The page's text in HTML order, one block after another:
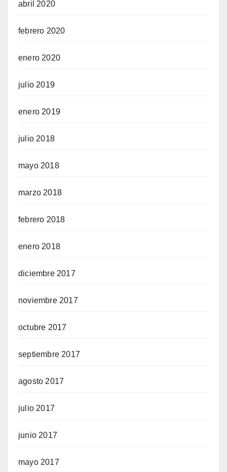
abril 2020
febrero 2020
enero 2020
julio 2019
enero 2019
julio 2018
mayo 2018
marzo 2018
febrero 2018
enero 2018
diciembre 2017
noviembre 2017
octubre 2017
septiembre 2017
agosto 2017
julio 2017
junio 2017
mayo 2017